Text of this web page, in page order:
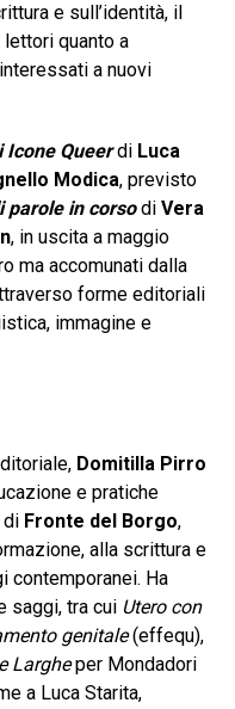
e sull’identità, il
quanto a
a nuovi
Icone Queerdi Luca
Modica, previsto
parole in corsodi Vera
, in uscita a maggio
ma accomunati dalla
forme editoriali
immagine e
Domitilla Pirro
e pratiche
di Fronte del Borgo,
alla scrittura e
contemporanei. Ha
saggi, tra cui Utero con
genitale(effequ),
Largheper Mondadori
a Luca Starita,